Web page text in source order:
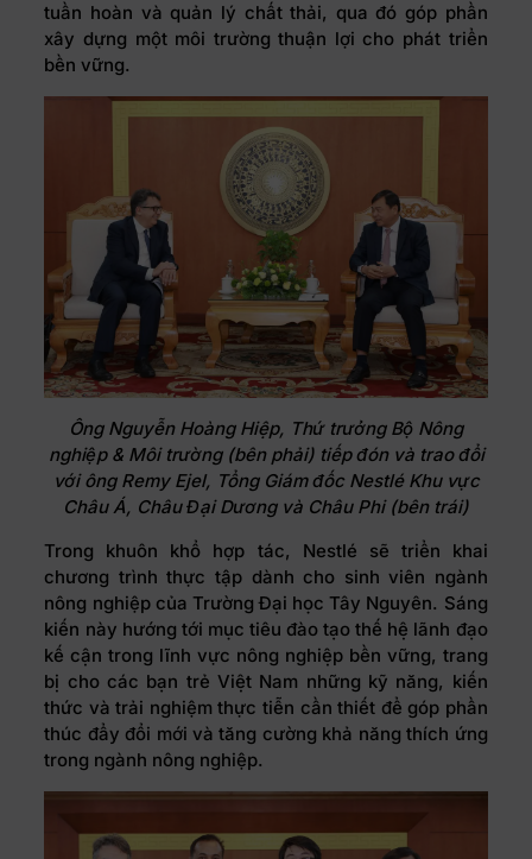
tuần hoàn và quản lý chất thải, qua đó góp phần
xây dựng một môi trường thuận lợi cho phát triển
bền vững.
Ông Nguyễn Hoàng Hiệp, Thứ trưởng Bộ Nông
nghiệp & Môi trường (bên phải) tiếp đón và trao đổi
với ông Remy Ejel, Tổng Giám đốc Nestlé Khu vực
Châu Á, Châu Đại Dương và Châu Phi (bên trái)
Trong khuôn khổ hợp tác, Nestlé sẽ triển khai
chương trình thực tập dành cho sinh viên ngành
nông nghiệp của Trường Đại học Tây Nguyên. Sáng
kiến này hướng tới mục tiêu đào tạo thế hệ lãnh đạo
kế cận trong lĩnh vực nông nghiệp bền vững, trang
bị cho các bạn trẻ Việt Nam những kỹ năng, kiến
thức và trải nghiệm thực tiễn cần thiết để góp phần
thúc đẩy đổi mới và tăng cường khả năng thích ứng
trong ngành nông nghiệp.